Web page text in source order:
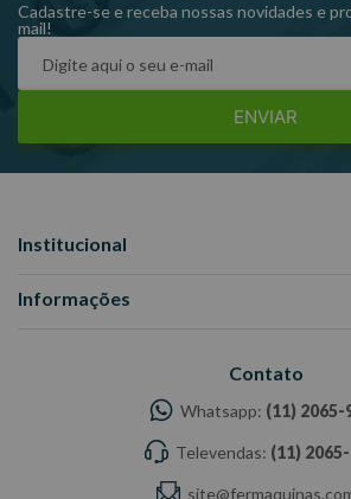
Cadastre-se e receba nossas novidades e
mail!
ENVIAR
Institucional
Informações
Contato
Whatsapp: (11) 2065-
Televendas: (11)